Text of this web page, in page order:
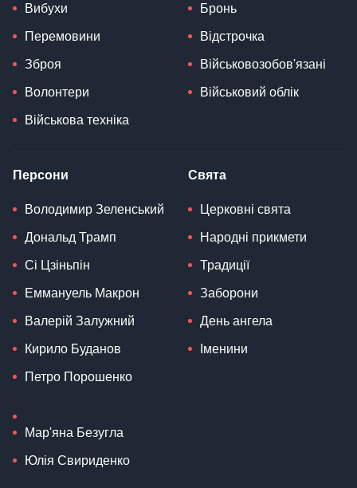
Вибухи
Перемовини
Зброя
Волонтери
Військова техніка
Бронь
Відстрочка
Військовозобов'язані
Військовий облік
Персони
Володимир Зеленський
Дональд Трамп
Сі Цзіньпін
Еммануель Макрон
Валерій Залужний
Кирило Буданов
Петро Порошенко
Мар'яна Безугла
Юлія Свириденко
Свята
Церковні свята
Народні прикмети
Традиції
Заборони
День ангела
Іменини